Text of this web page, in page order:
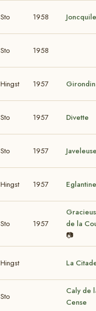
Sto 1958 Joncquile
Sto 1958
Hingst 1957
Sto 1957 Divette
Sto 1957
Hingst 1957 Eglantine
Sto 1957
de la
📷
Hingst La
Sto
Caly de
Cense